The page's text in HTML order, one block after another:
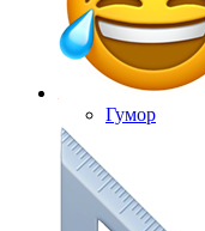
Гумор